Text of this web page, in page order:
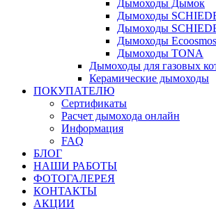
Дымоходы Дымок
Дымоходы
Дымоходы
Дымоходы
Дымоходы TONA
Дымоходы для газовых
Керамические дымоходы
ПОКУПАТЕЛЮ
Сертификаты
Расчет дымохода онлайн
Информация
FAQ
БЛОГ
НАШИ РАБОТЫ
ФОТОГАЛЕРЕЯ
КОНТАКТЫ
АКЦИИ